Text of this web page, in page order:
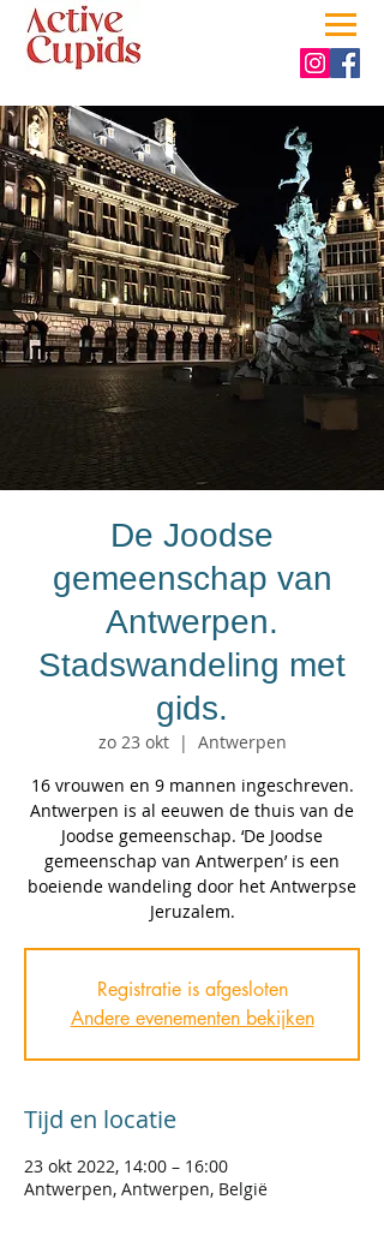
De Joodse
gemeenschap van
Antwerpen.
Stadswandeling met
gids.
zo 23 okt
  |
Antwerpen
16 vrouwen en 9 mannen ingeschreven.
Antwerpen is al eeuwen de thuis van de
Joodse gemeenschap. ‘De Joodse
gemeenschap van Antwerpen’ is een
boeiende wandeling door het Antwerpse
Jeruzalem.
Registratie is afgesloten
Andere evenementen bekijken
Tijd en locatie
23 okt 2022, 14:00 – 16:00
Antwerpen, Antwerpen, België